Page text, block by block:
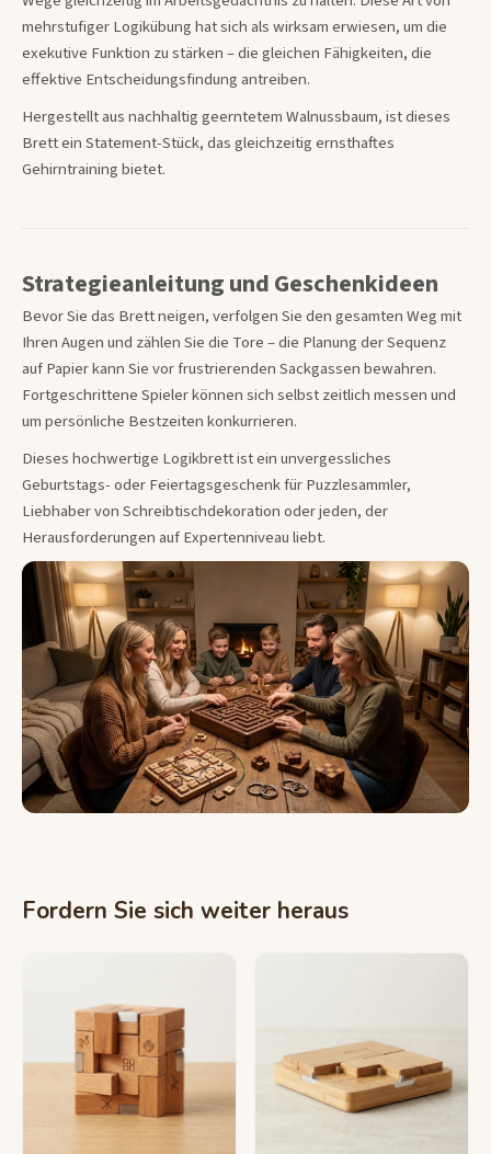
mehrstufiger Logikübung hat sich als wirksam erwiesen, um die
exekutive Funktion zu stärken – die gleichen Fähigkeiten, die
effektive Entscheidungsfindung antreiben.
Hergestellt aus nachhaltig geerntetem Walnussbaum, ist dieses
Brett ein Statement-Stück, das gleichzeitig ernsthaftes
Gehirntraining bietet.
Strategieanleitung und Geschenkideen
Bevor Sie das Brett neigen, verfolgen Sie den gesamten Weg mit
Ihren Augen und zählen Sie die Tore – die Planung der Sequenz
auf Papier kann Sie vor frustrierenden Sackgassen bewahren.
Fortgeschrittene Spieler können sich selbst zeitlich messen und
um persönliche Bestzeiten konkurrieren.
Dieses hochwertige Logikbrett ist ein unvergessliches
Geburtstags- oder Feiertagsgeschenk für Puzzlesammler,
Liebhaber von Schreibtischdekoration oder jeden, der
Herausforderungen auf Expertenniveau liebt.
Fordern Sie sich weiter heraus